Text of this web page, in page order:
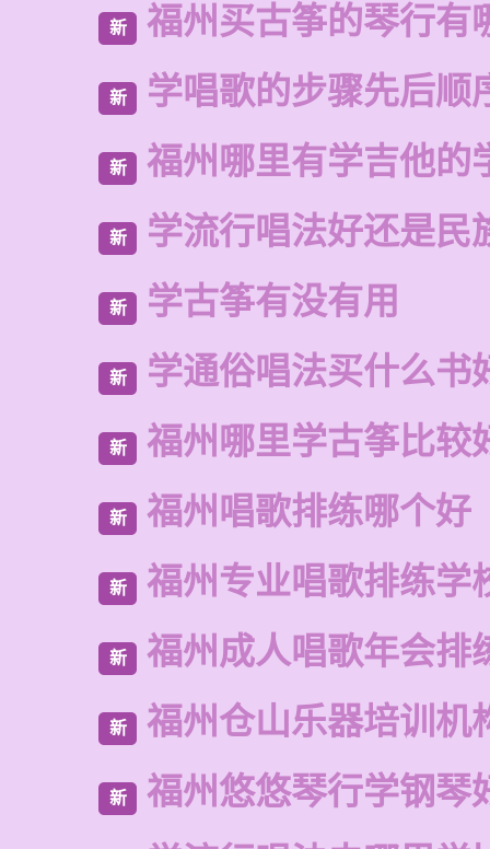
新 福州买古筝的琴行有
新 学唱歌的步骤先后顺
新 福州哪里有学吉他的
新 学流行唱法好还是民
新 学古筝有没有用
新 学通俗唱法买什么书
新 福州哪里学古筝比较
新 福州唱歌排练哪个好
新 福州专业唱歌排练学
新 福州成人唱歌年会排
新 福州仓山乐器培训机
新
福州悠悠琴行学钢琴